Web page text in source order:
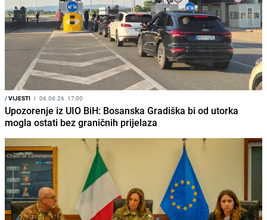
/VIJESTI I 06.06.26. 17:00
Upozorenje iz UIO BiH: Bosanska Gradiška bi od utorka
mogla ostati bez graničnih prijelaza